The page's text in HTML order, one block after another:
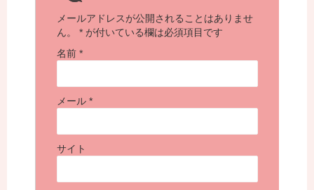
メールアドレスが公開されることはありませ
ん。
* が付いている欄は必須項目です
名前 *
メール *
サイト